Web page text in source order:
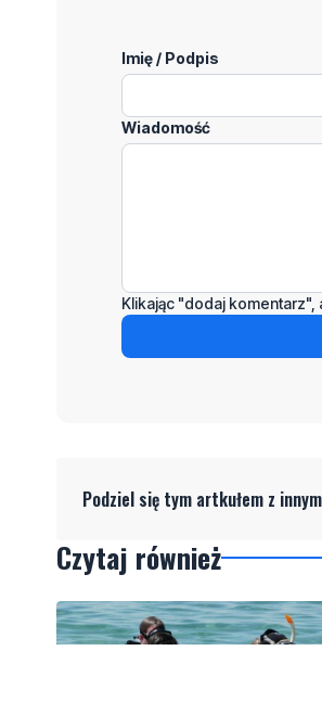
Imię / Podpis
Wiadomość
Klikając "dodaj
Podziel się tym artkułem z
Czytaj również